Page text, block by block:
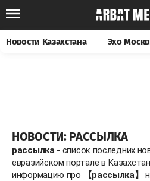
Новости Казахстана Эхо
НОВОСТИ: РАССЫЛКА
рассылка - список последних
евразийском портале в
информацию про
【рассылка】